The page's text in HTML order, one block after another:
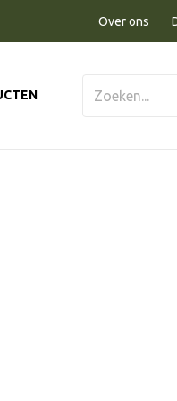
Over ons